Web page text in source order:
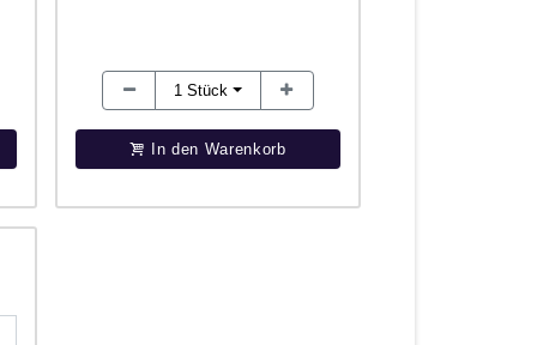
1Stück
In den Warenkorb